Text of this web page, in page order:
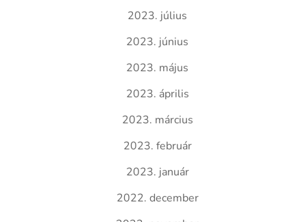
2023. július
2023. június
2023. május
2023. április
2023. március
2023. február
2023. január
2022. december